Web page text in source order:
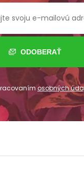
ODOBERAŤ
osobných